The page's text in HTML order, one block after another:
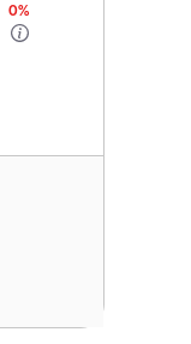
0%